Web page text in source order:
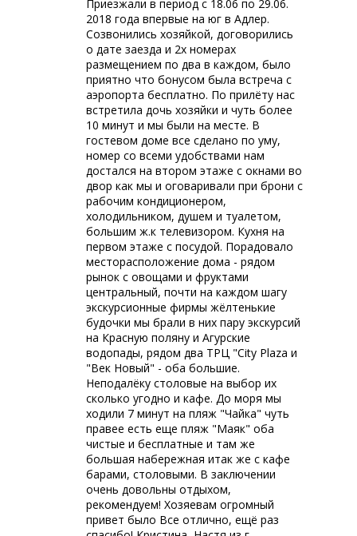
Приезжали в период с 18.06 по 29.06.
2018 года впервые на юг в Адлер.
Созвонились хозяйкой, договорились
о дате заезда и 2х номерах
размещением по два в каждом, было
приятно что бонусом была встреча с
аэропорта бесплатно. По прилёту нас
встретила дочь хозяйки и чуть более
10 минут и мы были на месте. В
гостевом доме все сделано по уму,
номер со всеми удобствами нам
достался на втором этаже с окнами во
двор как мы и оговаривали при брони с
рабочим кондиционером,
холодильником, душем и туалетом,
большим ж.к телевизором. Кухня на
первом этаже с посудой. Порадовало
месторасположение дома - рядом
рынок с овощами и фруктами
центральный, почти на каждом шагу
экскурсионные фирмы жёлтенькие
будочки мы брали в них пару экскурсий
на Красную поляну и Агурские
водопады, рядом два ТРЦ "City Plaza и
"Век Новый" - оба большие.
Неподалёку столовые на выбор их
сколько угодно и кафе. До моря мы
ходили 7 минут на пляж "Чайка" чуть
правее есть еще пляж "Маяк" оба
чистые и бесплатные и там же
большая набережная итак же с кафе
барами, столовыми. В заключении
очень довольны отдыхом,
рекомендуем! Хозяевам огромный
привет было Все отлично, ещё раз